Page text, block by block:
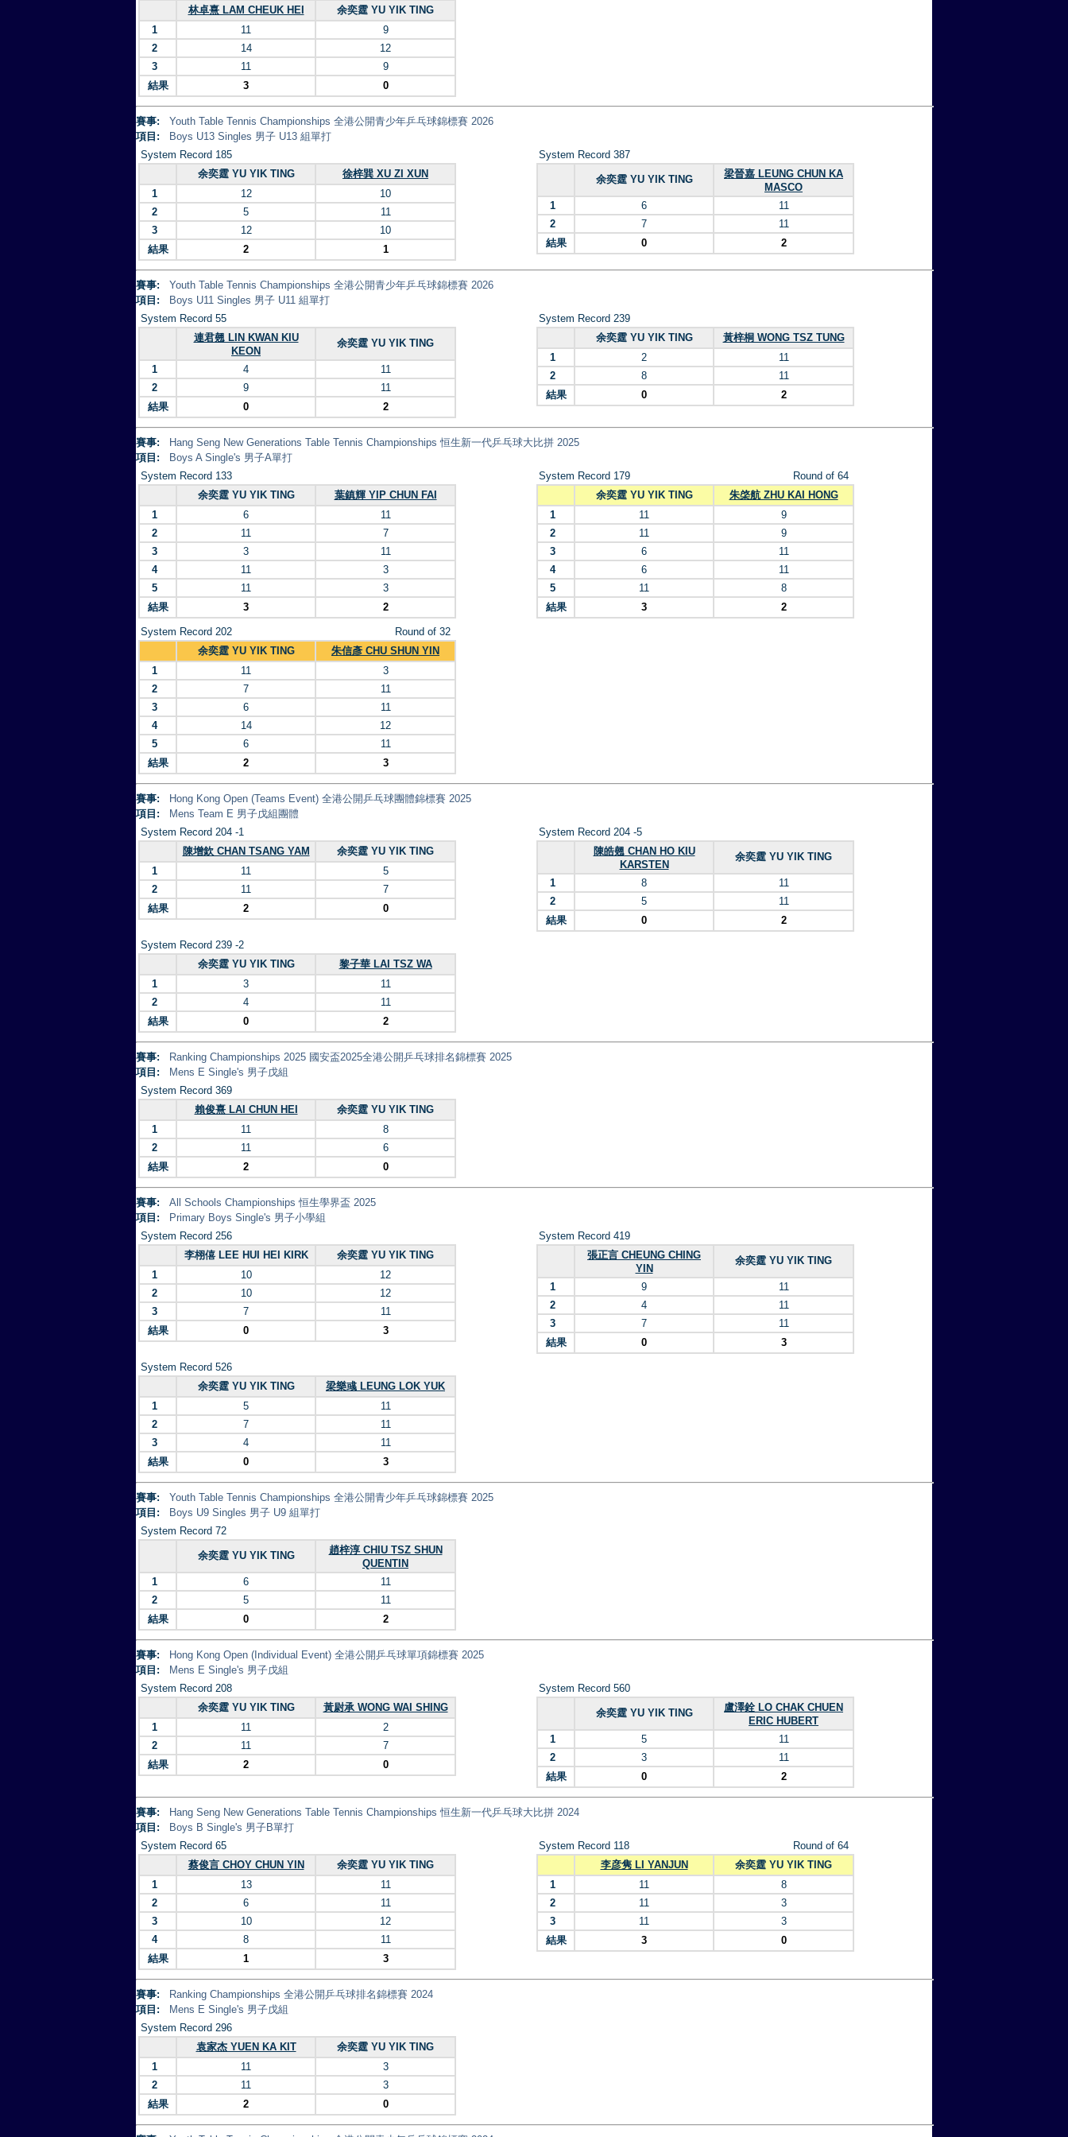
林卓熹 LAM CHEUK HEI
余奕霆 YU YIK TING
1
11
9
2
14
12
3
11
9
結果
3 0
賽事:
Youth Table Tennis Championships 全港公開青少年乒乓球錦標賽 2026
項目:
Boys U13 Singles 男子 U13 組單打
System Record 185
余奕霆 YU YIK TING
徐梓巽 XU ZI XUN
1
12
10
2
5
11
3
12
10
結果
2 1
System Record 387
余奕霆 YU YIK TING
梁晉嘉 LEUNG CHUN KA
MASCO
1
6
11
2
7
11
結果
0 2
賽事:
Youth Table Tennis Championships 全港公開青少年乒乓球錦標賽 2026
項目:
Boys U11 Singles 男子 U11 組單打
System Record 55
連君翹 LIN KWAN KIU
KEON
余奕霆 YU YIK TING
1 4
11
2
9
11
結果
0 2
System Record 239
余奕霆 YU YIK TING
黃梓桐 WONG TSZ TUNG
1
2
11
2
8
11
結果
0 2
賽事:
Hang Seng New Generations Table Tennis Championships 恒生新一代乒乓球大比拼 2025
項目:
Boys A Single's 男子A單打
System Record 133
余奕霆 YU YIK TING
葉鎮輝 YIP CHUN FAI
1
6
11
2
11
7
3
3
11
4
11
3
5
11
3
結果
3 2
System Record 179
Round of 64
余奕霆 YU YIK TING
朱棨航 ZHU KAI HONG
1
11
9
2
11
9
3
6
11
4
6
11
5
11
8
結果
3 2
System Record 202
Round of 32
余奕霆 YU YIK TING
朱信彥 CHU SHUN YIN
1
11
3
2
7
11
3
6
11
4
14
12
5
6
11
結果
2 3
賽事:
Hong Kong Open (Teams Event) 全港公開乒乓球團體錦標賽 2025
項目:
Mens Team E 男子戊組團體
System Record 204 -1
陳增欽 CHAN TSANG YAM
余奕霆 YU YIK TING
1
11
5
2
11
7
結果
2 0
System Record 204 -5
陳皓翹 CHAN HO KIU
KARSTEN
余奕霆 YU YIK TING
1 8
11
2
5
11
結果
0 2
System Record 239 -2
余奕霆 YU YIK TING
黎子華 LAI TSZ WA
1
3
11
2
4
11
結果
0 2
賽事:
Ranking Championships 2025 國安盃2025全港公開乒乓球排名錦標賽 2025
項目:
Mens E Single's 男子戊組
System Record 369
賴俊熹 LAI CHUN HEI
余奕霆 YU YIK TING
1
11
8
2
11
6
結果
2 0
賽事:
All Schools Championships 恒生學界盃 2025
項目:
Primary Boys Single's 男子小學組
System Record 256
李栩僖 LEE HUI HEI KIRK
余奕霆 YU YIK TING
1
10
12
2
10
12
3
7
11
結果
0 3
System Record 419
張正言 CHEUNG CHING
YIN
余奕霆 YU YIK TING
1 9
11
2
4
11
3
7
11
結果
0 3
System Record 526
余奕霆 YU YIK TING
梁樂彧 LEUNG LOK YUK
1
5
11
2
7
11
3
4
11
結果
0 3
賽事:
Youth Table Tennis Championships 全港公開青少年乒乓球錦標賽 2025
項目:
Boys U9 Singles 男子 U9 組單打
System Record 72
余奕霆 YU YIK TING
趙梓淳 CHIU TSZ SHUN
QUENTIN
1
6
11
2
5
11
結果
0 2
賽事:
Hong Kong Open (Individual Event) 全港公開乒乓球單項錦標賽 2025
項目:
Mens E Single's 男子戊組
System Record 208
余奕霆 YU YIK TING
黃尉承 WONG WAI SHING
1
11
2
2
11
7
結果
2 0
System Record 560
余奕霆 YU YIK TING
盧澤銓 LO CHAK CHUEN
ERIC HUBERT
1
5
11
2
3
11
結果
0 2
賽事:
Hang Seng New Generations Table Tennis Championships 恒生新一代乒乓球大比拼 2024
項目:
Boys B Single's 男子B單打
System Record 65
蔡俊言 CHOY CHUN YIN
余奕霆 YU YIK TING
1
13
11
2
6
11
3
10
12
4
8
11
結果
1 3
System Record 118
Round of 64
李彦隽 LI YANJUN
余奕霆 YU YIK TING
1
11
8
2
11
3
3
11
3
結果
3 0
賽事:
Ranking Championships 全港公開乒乓球排名錦標賽 2024
項目:
Mens E Single's 男子戊組
System Record 296
袁家杰 YUEN KA KIT
余奕霆 YU YIK TING
1
11
3
2
11
3
結果
2 0